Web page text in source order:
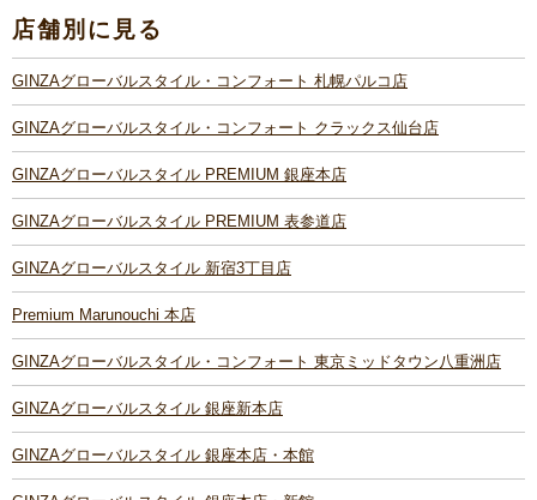
店舗別に見る
GINZAグローバルスタイル・コンフォート 札幌パルコ店
GINZAグローバルスタイル・コンフォート クラックス仙台店
GINZAグローバルスタイル PREMIUM 銀座本店
GINZAグローバルスタイル PREMIUM 表参道店
GINZAグローバルスタイル 新宿3丁目店
Premium Marunouchi 本店
GINZAグローバルスタイル・コンフォート 東京ミッドタウン八重洲店
GINZAグローバルスタイル 銀座新本店
GINZAグローバルスタイル 銀座本店・本館